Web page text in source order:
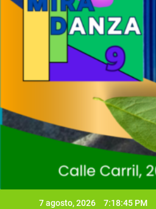
7 agosto, 2026 7:18:46 PM